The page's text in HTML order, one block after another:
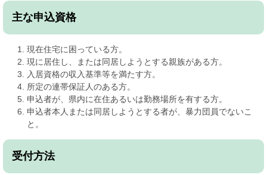
主な申込資格
現在住宅に困っている方。
現に居住し、または同居しようとする親族がある方。
入居資格の収入基準等を満たす方。
所定の連帯保証人のある方。
申込者が、県内に在住あるいは勤務場所を有する方。
申込者本人または同居しようとする者が、暴力団員でないこ
と。
受付方法